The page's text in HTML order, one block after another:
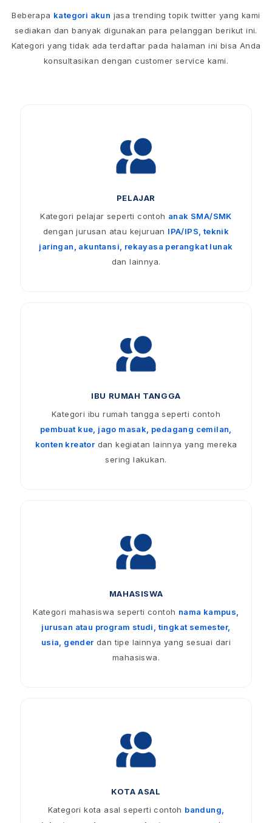
Beberapa kategori akun jasa trending topik twitter yang kami
sediakan dan banyak digunakan para pelanggan berikut ini.
Kategori yang tidak ada terdaftar pada halaman ini bisa Anda
konsultasikan dengan customer service kami.
PELAJAR
Kategori pelajar seperti contoh anak SMA/SMK
dengan jurusan atau kejuruan IPA/IPS, teknik
jaringan, akuntansi, rekayasa perangkat lunak
dan lainnya.
IBU RUMAH TANGGA
Kategori ibu rumah tangga seperti contoh
pembuat kue, jago masak, pedagang cemilan,
konten kreator dan kegiatan lainnya yang mereka
sering lakukan.
MAHASISWA
Kategori mahasiswa seperti contoh nama kampus,
jurusan atau program studi, tingkat semester,
usia, gender dan tipe lainnya yang sesuai dari
mahasiswa.
KOTA ASAL
Kategori kota asal seperti contoh bandung,